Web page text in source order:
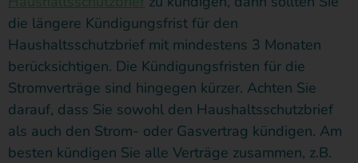
die längere Kündigungsfrist für den
Haushaltsschutzbrief mit mindestens 3 Monaten
berücksichtigen. Die Kündigungsfristen für die
Stromverträge sind hingegen kürzer. Achten Sie
darauf, dass Sie sowohl den Haushaltsschutzbrief
als auch den Strom- oder Gasvertrag kündigen. Am
besten kündigen Sie alle Verträge zusammen, z.B.